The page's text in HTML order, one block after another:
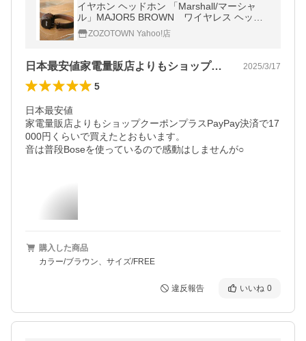
イヤホン ヘッドホン 「Marshall/マーシャ
ル」MAJOR5 BROWN ワイヤレス ヘッド
フォン
ZOZOTOWN Yahoo!店
日本最安値家電量販店よりもショップクー… 2025/3/17
5
日本最安値
家電量販店よりもショップクーポンプラスPayPay決済で17
000円くらいで買えたとおもいます。
音は普段Boseを使っているので感動はしませんが○
購入した商品
カラー/ブラウン、サイズ/FREE
違反報告 いいね 0